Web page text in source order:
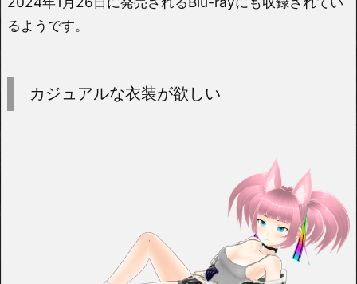
るようです。
カジュアルな衣装が欲しい